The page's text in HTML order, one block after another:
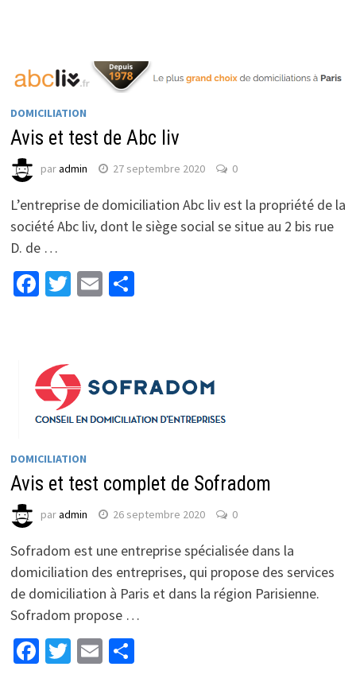
DOMICILIATION
Avis et test de Abc liv
paradmin 27 septembre 2020 0
L’entreprise de domiciliation Abc liv est la propriété de la
société Abc liv, dont le siège social se situe au 2 bis rue
D. de …
Facebook
Twitter
EmailPartager
DOMICILIATION
Avis et test complet de Sofradom
paradmin 26 septembre 2020 0
Sofradom est une entreprise spécialisée dans la
domiciliation des entreprises, qui propose des services
de domiciliation à Paris et dans la région Parisienne.
Sofradom propose …
Facebook
Twitter
EmailPartager